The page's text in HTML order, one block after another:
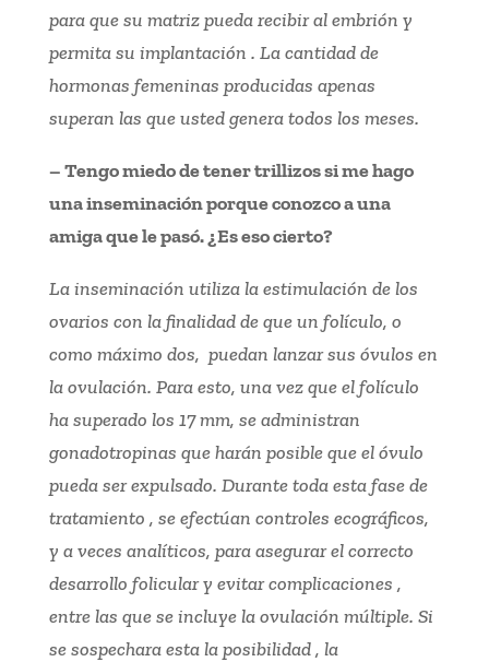
para que su matriz pueda recibir al embrión y
permita su implantación . La cantidad de
hormonas femeninas producidas apenas
superan las que usted genera todos los meses.
– Tengo miedo de tener trillizos si me hago
una inseminación porque conozco a una
amiga que le pasó. ¿Es eso cierto?
La inseminación utiliza la estimulación de los
ovarios con la finalidad de que un folículo, o
como máximo dos, puedan lanzar sus óvulos en
la ovulación. Para esto, una vez que el folículo
ha superado los 17 mm, se administran
gonadotropinas que harán posible que el óvulo
pueda ser expulsado. Durante toda esta fase de
tratamiento , se efectúan controles ecográficos,
y a veces analíticos, para asegurar el correcto
desarrollo folicular y evitar complicaciones ,
entre las que se incluye la ovulación múltiple. Si
se sospechara esta la posibilidad , la